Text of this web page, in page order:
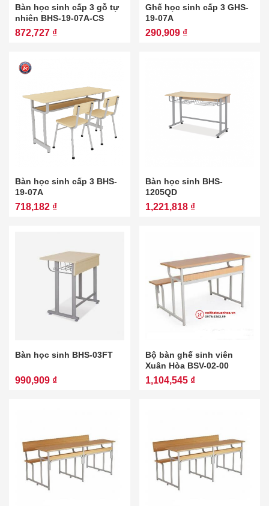
Bàn học sinh cấp 3 gỗ tự
nhiên BHS-19-07A-CS
872,727 ₫
Ghế học sinh cấp 3 GHS-
19-07A
290,909 ₫
Bàn học sinh cấp 3 BHS-
19-07A
718,182 ₫
Bàn học sinh BHS-
1205QD
1,221,818 ₫
Bàn học sinh BHS-03FT
990,909 ₫
Bộ bàn ghế sinh viên
Xuân Hòa BSV-02-00
1,104,545 ₫